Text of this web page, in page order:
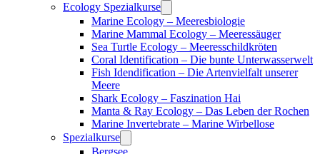
Ecology Spezialkurse
Marine Ecology – Meeresbiologie
Marine Mammal Ecology – Meeressäuger
Sea Turtle Ecology – Meeresschildkröten
Coral Identification – Die bunte Unterwasserwelt
Fish Idendification – Die Artenvielfalt unserer
Meere
Shark Ecology – Faszination Hai
Manta & Ray Ecology – Das Leben der Rochen
Marine Invertebrate – Marine Wirbellose
Spezialkurse
Bergsee